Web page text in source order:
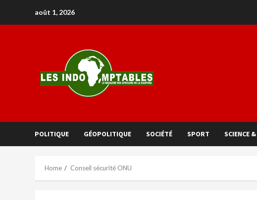
août 1, 2026
POLITIQUE GÉOPOLITIQUE SOCIÉTÉ SPORT SCIENCE
Home Conseil sécurité ONU